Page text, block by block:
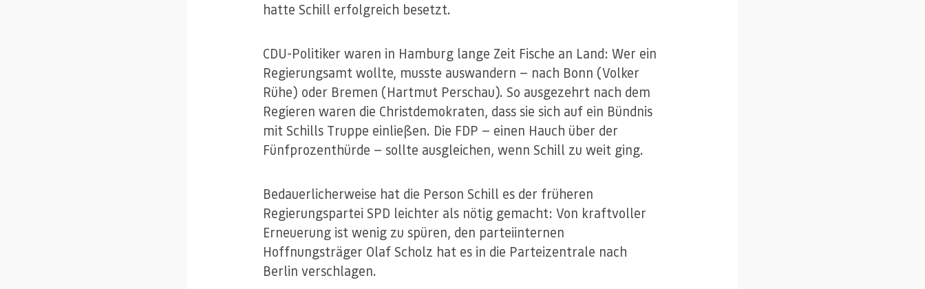
hatte Schill erfolgreich besetzt.
CDU-Politiker waren in Hamburg lange Zeit Fische an Land: Wer ein
Regierungsamt wollte, musste auswandern — nach Bonn (Volker
Rühe) oder Bremen (Hartmut Perschau). So ausgezehrt nach dem
Regieren waren die Christdemokraten, dass sie sich auf ein Bündnis
mit Schills Truppe einließen. Die FDP — einen Hauch über der
Fünfprozenthürde — sollte ausgleichen, wenn Schill zu weit ging.
Bedauerlicherweise hat die Person Schill es der früheren
Regierungspartei SPD leichter als nötig gemacht: Von kraftvoller
Erneuerung ist wenig zu spüren, den parteiinternen
Hoffnungsträger Olaf Scholz hat es in die Parteizentrale nach
Berlin verschlagen.